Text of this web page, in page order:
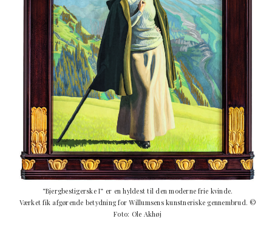
“Bjergbestigerske I“ er en hyldest til den moderne frie kvinde.
Værket fik afgørende betydning for Willumsens kunstneriske gennembrud. ©
Foto: Ole Akhøj